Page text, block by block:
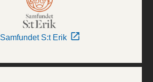
Samfundet S:t Erik